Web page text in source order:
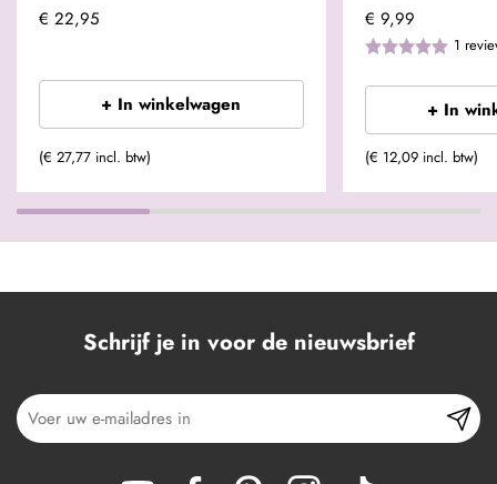
€ 22,95
+ In winkelwagen
(€ 27,77 incl. btw)
€ 9,99
1
+ In
(€ 12,09 incl. btw)
Schrijf je in voor de nieuwsbrief